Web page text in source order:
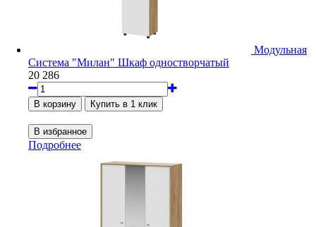
Модульная
Система "Милан" Шкаф одностворчатый
20 286
Подробнее